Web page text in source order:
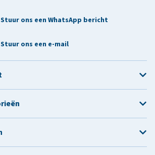
Stuur ons een WhatsApp bericht
Stuur ons een e-mail